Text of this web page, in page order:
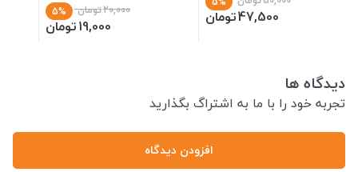
47,500تومان 20,000تومان 5%
19,000تومان
دیدگاه ها
تجربه خود را با ما به اشتراگ بگذارید
افزودن دیدگاه